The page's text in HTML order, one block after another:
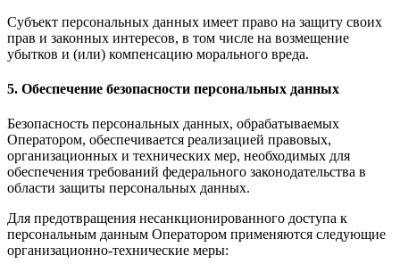
Субъект персональных данных имеет право на защиту своих
прав и законных интересов, в том числе на возмещение
убытков и (или) компенсацию морального вреда.
5. Обеспечение безопасности персональных данных
Безопасность персональных данных, обрабатываемых
Оператором, обеспечивается реализацией правовых,
организационных и технических мер, необходимых для
обеспечения требований федерального законодательства в
области защиты персональных данных.
Для предотвращения несанкционированного доступа к
персональным данным Оператором применяются следующие
организационно-технические меры: